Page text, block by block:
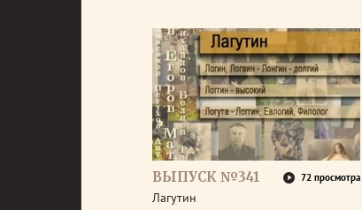
ВЫПУСК №341 72 просмотра
Лагутин